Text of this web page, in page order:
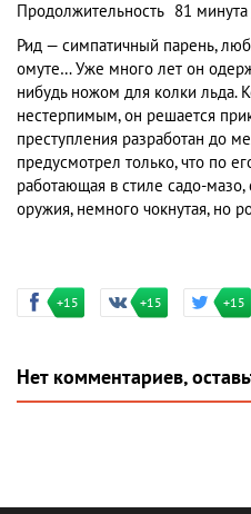
Продолжительность 81
Рид — симпатичный парень,
омуте… Уже много лет он
нибудь ножом для колки льда.
нестерпимым, он решается
преступления разработан до
предусмотрел только, что по
работающая в стиле садо-
оружия, немного чокнутая, но
+15 +15 +15
Нет комментариев,